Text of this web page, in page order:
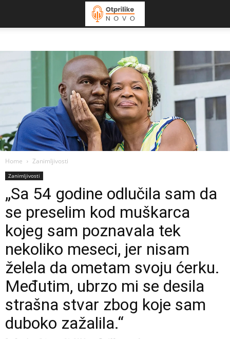
Home Zanimljivosti
Zanimljivosti
„Sa 54 godine odlučila sam da
se preselim kod muškarca
kojeg sam poznavala tek
nekoliko meseci, jer nisam
želela da ometam svoju ćerku.
Međutim, ubrzo mi se desila
strašna stvar zbog koje sam
duboko zažalila.“